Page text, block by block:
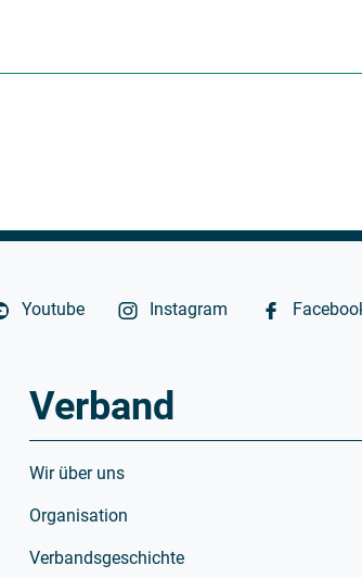
Youtube Instagram
Verband
Wir über uns
Organisation
Verbandsgeschichte